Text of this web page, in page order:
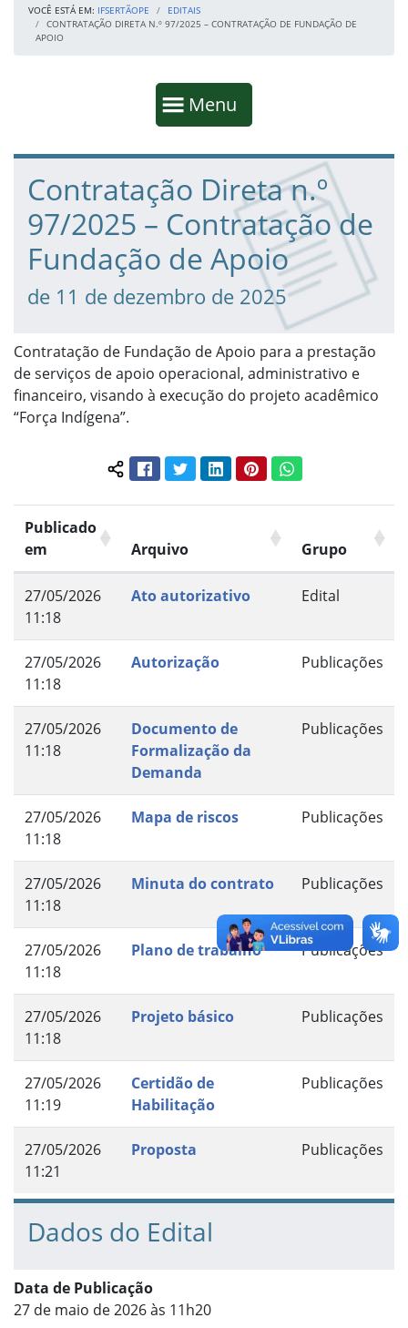
VOCÊ ESTÁ EM: IFSERTÃOPE
EDITAIS
CONTRATAÇÃO DIRETA N.º 97/2025 – CONTRATAÇÃO DE FUNDAÇÃO DE
APOIO
Mostrar
Menu
Fim da navegação
Início do conteúdo
Contratação Direta n.º
97/2025 – Contratação de
Fundação de Apoio
de 11 de dezembro de 2025
Contratação de Fundação de Apoio para a prestação
de serviços de apoio operacional, administrativo e
financeiro, visando à execução do projeto acadêmico
“Força Indígena”.
Compartilhar conteúdo:
FacebookTwitterLinkedInPinterestWhatsApp
Publicado
em
Arquivo Grupo
27/05/2026
11:18
Ato autorizativo Edital
27/05/2026
11:18
Autorização Publicações
27/05/2026
11:18
Documento de
Formalização da
Demanda
Publicações
27/05/2026
11:18
Mapa de riscos Publicações
27/05/2026
11:18
Minuta do contrato Publicações
27/05/2026
11:18
Plano de trabalho Publicações
27/05/2026
11:18
Projeto básico Publicações
27/05/2026
11:19
Certidão de
Habilitação
Publicações
27/05/2026
11:21
Proposta Publicações
Dados do Edital
Data de Publicação
27 de maio de 2026 às 11h20